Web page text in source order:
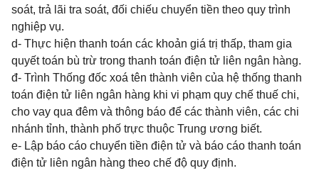
soát, trả lãi tra soát, đối chiếu chuyển tiền theo quy trình
nghiệp vụ.
d- Thực hiện thanh toán các khoản giá trị thấp, tham gia
quyết toán bù trừ trong thanh toán điện tử liên ngân hàng.
đ- Trình Thống đốc xoá tên thành viên của hệ thống thanh
toán điện tử liên ngân hàng khi vi phạm quy chế thuế chi,
cho vay qua đêm và thông báo để các thành viên, các chi
nhánh tỉnh, thành phố trực thuộc Trung ương biết.
e- Lập báo cáo chuyển tiền điện tử và báo cáo thanh toán
điện tử liên ngân hàng theo chế độ quy định.